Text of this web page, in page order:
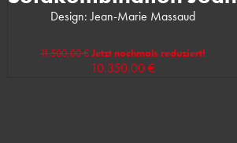
Design: Jean-Marie Massaud
11.500,00 €Jetzt nochmals reduziert!
10.350,00 €